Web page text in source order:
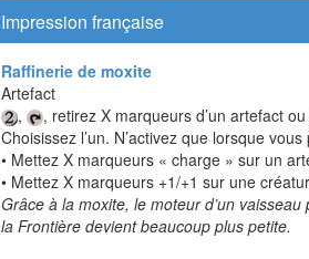
Impression française
Raffinerie de moxite
Artefact
,
, retirez X marqueurs d’un artefact
Choisissez l’un. N’activez que lorsque
• Mettez X marqueurs « charge » sur un
• Mettez X marqueurs +1/+1 sur une
Grâce à la moxite, le moteur d’un
la Frontière devient beaucoup plus petite.